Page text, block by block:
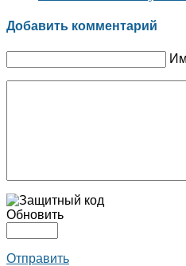
Добавить комментарий
Обновить
Отправить